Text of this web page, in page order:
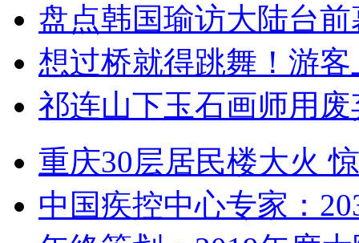
盘点韩国瑜访大陆台
想过桥就得跳舞！游客
祁连山下玉石画师用
重庆30层居民楼大火
中国疾控中心专家：